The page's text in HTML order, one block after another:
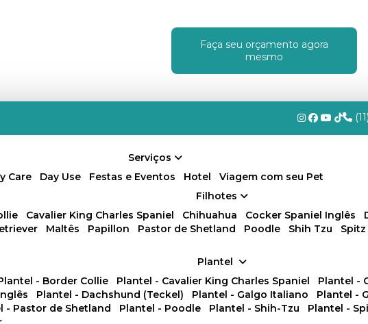
Faça seu orçamento agora
mesmo
Plantel
Plantel - Border Collie Plantel - Cavalier King Charles Spaniel
Plantel -
Plantel - Dachshund (Teckel) Plantel - Galgo Italiano Plantel -
- Pastor de Shetland Plantel - Poodle Plantel - Shih-Tzu Plantel -
Serviços
Care
Day Use Festas e Eventos Hotel
Viagem com seu Pet
Filhotes
Cavalier King Charles Spaniel Chihuahua Cocker Spaniel Inglês
Maltês Papillon Pastor de Shetland Poodle Shih Tzu